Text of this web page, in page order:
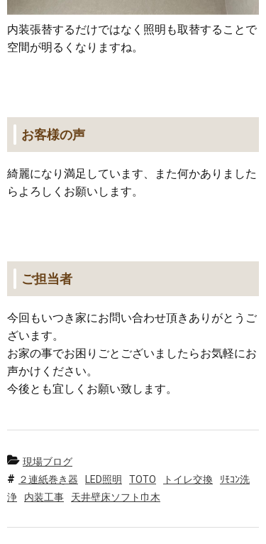
内装張替するだけではなく照明も取替することで
空間が明るくなりますね。
お客様の声
綺麗になり満足しています、また何かありました
らよろしくお願いします。
ご担当者
今回もいつき家にお問い合わせ頂きありがとうご
ざいます。
お家の事でお困りごとございましたらお気軽にお
声かけください。
今後とも宜しくお願い致します。
現場ブログ
２連紙巻き器
LED照明 TOTO トイレ交換
ﾘﾓｺﾝ洗
浄
内装工事 天井壁床ソフト巾木